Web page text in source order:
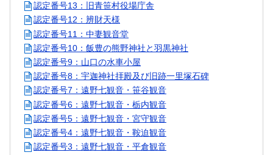
認定番号13：旧青笹村役場庁舎
認定番号12：辨財天様
認定番号11：中妻観音堂
認定番号10：飯豊の熊野神社と羽黒神社
認定番号9：山口の水車小屋
認定番号8：宇迦神社拝殿及び旧跡一里塚石碑
認定番号7：遠野七観音・笹谷観音
認定番号6：遠野七観音・栃内観音
認定番号5：遠野七観音・宮守観音
認定番号4：遠野七観音・鞍迫観音
認定番号3：遠野七観音・平倉観音